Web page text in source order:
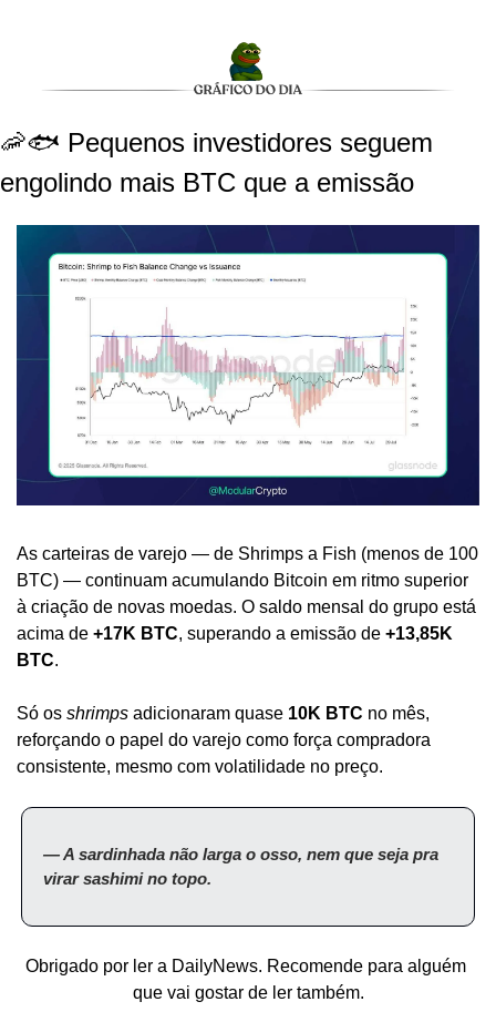
🦐🐟 Pequenos investidores seguem
engolindo mais BTC que a emissão
As carteiras de varejo — de Shrimps a Fish (menos de 100
BTC) — continuam acumulando Bitcoin em ritmo superior
à criação de novas moedas. O saldo mensal do grupo está
acima de +17K BTC, superando a emissão de +13,85K
BTC.
Só os shrimps adicionaram quase 10K BTC no mês,
reforçando o papel do varejo como força compradora
consistente, mesmo com volatilidade no preço.
— A sardinhada não larga o osso, nem que seja pra
virar sashimi no topo.
Obrigado por ler a DailyNews. Recomende para alguém
que vai gostar de ler também.